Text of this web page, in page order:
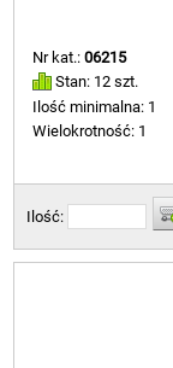
Nr kat.:06215
Stan: 12 szt.
Ilość minimalna: 1
Wielokrotność: 1
Ilość: